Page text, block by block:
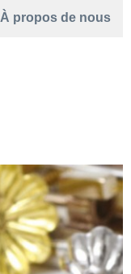
À propos de nous